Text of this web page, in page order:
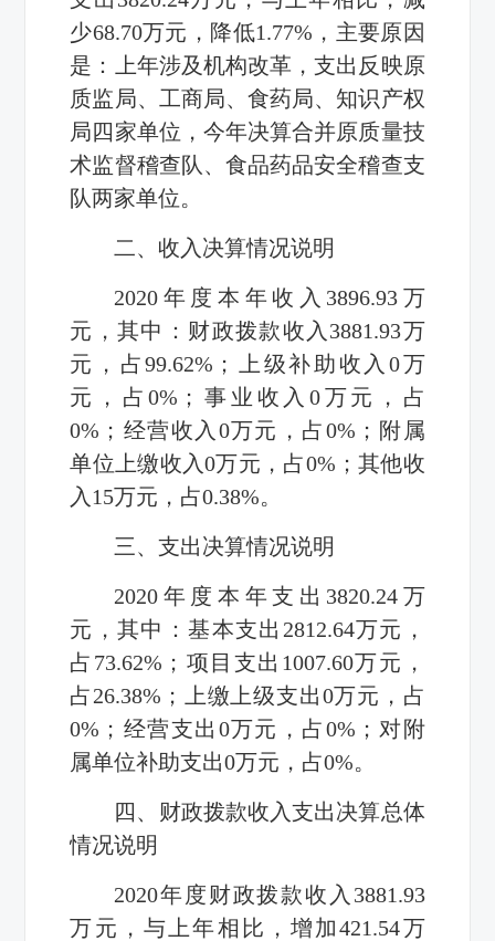
少68.70万元，降低1.77%，主要原因
是：上年涉及机构改革，支出反映原
质监局、工商局、食药局、知识产权
局四家单位，今年决算合并原质量技
术监督稽查队、食品药品安全稽查支
队两家单位。
二、收入决算情况说明
2020年度本年收入3896.93万
元，其中：财政拨款收入3881.93万
元，占99.62%；上级补助收入0万
元，占0%；事业收入0万元，占
0%；经营收入0万元，占0%；附属
单位上缴收入0万元，占0%；其他收
入15万元，占0.38%。
三、支出决算情况说明
2020年度本年支出3820.24万
元，其中：基本支出2812.64万元，
占73.62%；项目支出1007.60万元，
占26.38%；上缴上级支出0万元，占
0%；经营支出0万元，占0%；对附
属单位补助支出0万元，占0%。
四、财政拨款收入支出决算总体
情况说明
2020年度财政拨款收入3881.93
万元，与上年相比，增加421.54万